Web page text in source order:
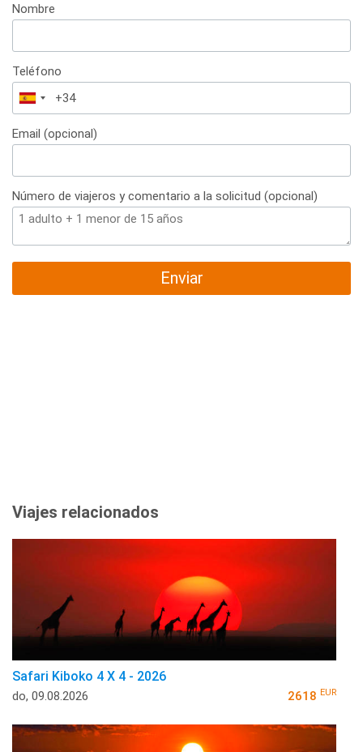
Nombre
Teléfono
España
+34
Email (opcional)
Número de viajeros y comentario a la solicitud (opcional)
Enviar
Viajes relacionados
Safari Kiboko 4 X 4 - 2026
do, 09.08.2026 2618 EUR